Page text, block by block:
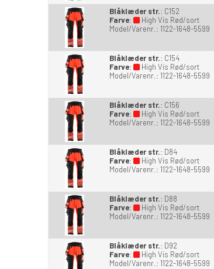
Blåklæder str.: C152
Farve:
High Vis Rød/sort
Model/Varenr.: 1122-1648-5599
Blåklæder str.: C154
Farve:
High Vis Rød/sort
Model/Varenr.: 1122-1648-5599
Blåklæder str.: C156
Farve:
High Vis Rød/sort
Model/Varenr.: 1122-1648-5599
Blåklæder str.: D84
Farve:
High Vis Rød/sort
Model/Varenr.: 1122-1648-5599
Blåklæder str.: D88
Farve:
High Vis Rød/sort
Model/Varenr.: 1122-1648-5599
Blåklæder str.: D92
Farve:
High Vis Rød/sort
Model/Varenr.: 1122-1648-5599